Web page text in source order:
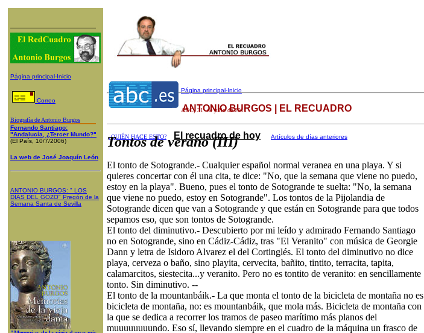
Página principal-Inicio
Correo
Biografía de Antonio Burgos
Fernando Santiago:
"Andalucía, ¿Tercer Mundo?"
(El País, 10/7/2006)
La web de José Joaquín León
ANTONIO BURGOS: " LOS
DÍAS DEL GOZO" Pregón de la
Semana Santa de Sevilla
Página principal-Inicio
ABC, 31 de julio de 2011
¿QUIÉN HACE ESTO? El recuadro de hoy Artículos de días anteriores
ANTONIO BURGOS | EL RECUADRO
Tontos de verano (III)
El tonto de Sotogrande.- Cualquier español normal veranea en una playa. Y si
quieres concertar con él una cita, te dice: "No, que la semana que viene no puedo,
estoy en la playa". Bueno, pues el tonto de Sotogrande te suelta: "No, la semana
que viene no puedo, estoy en Sotogrande". Los tontos de la Pijolandia de
Sotogrande dicen que van a Sotogrande y que están en Sotogrande para que todos
sepamos eso, que son tontos de Sotogrande.
El tonto del diminutivo.- Descubierto por mi leído y admirado Fernando Santiago
no en Sotogrande, sino en Cádiz-Cádiz, tras "El Veranito" con música de Georgie
Dann y letra de Isidoro Alvarez el del Cortinglés. El tonto del diminutivo no dice
playa, cerveza o baño, sino playita, cervecita, bañito, tintito, terracita, tapita,
calamarcitos, siestecita...y veranito. Pero no es tontito de veranito: en sencillamente
tonto. Sin diminutivo. --
El tonto de la mountanbáik.- La que monta el tonto de la bicicleta de montaña no es
bicicleta de montaña, no: es mountanbáik, que mola más. Bicicleta de montaña con
la que se dedica a recorrer los tramos de paseo marítimo más planos del
muuuuuuuundo. Eso sí, llevando siempre en el cuadro de la máquina un frasco de